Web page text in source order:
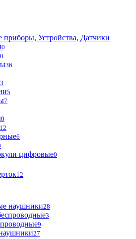
приборы, Устройства, Датчики
0
0
36
3
5
7
0
12
6
цифровые0
12
наушники28
3
9
27